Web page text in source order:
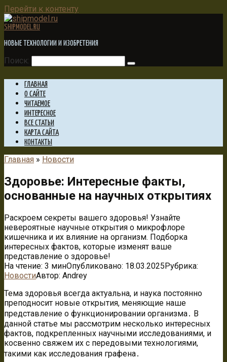
Перейти к контенту
SHIPMODEL.RU
НОВЫЕ ТЕХНОЛОГИИ И ИЗОБРЕТЕНИЯ
Поиск:
ГЛАВНАЯ
О САЙТЕ
ЧИТАЕМОЕ
ИНТЕРЕСНОЕ
ВСЕ СТАТЬИ
КАРТА САЙТА
КОНТАКТЫ
Главная » Новости
Здоровье: Интересные факты,
основанные на научных открытиях
Раскроем секреты вашего здоровья! Узнайте
невероятные научные открытия о микрофлоре
кишечника и их влияние на организм. Подборка
интересных фактов, которые изменят ваше
представление о здоровье!
На чтение: 3 минОпубликовано: 18.03.2025Рубрика:
НовостиАвтор: Andrey
Тема здоровья всегда актуальна, и наука постоянно
преподносит новые открытия, меняющие наше
представление о функционировании организма․ В
данной статье мы рассмотрим несколько интересных
фактов, подкрепленных научными исследованиями, и
косвенно свяжем их с передовыми технологиями,
такими как исследования графена․